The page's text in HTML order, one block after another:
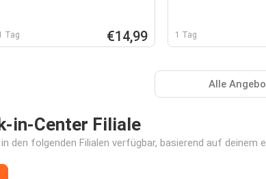
Tag €14,99 1 Tag
Alle
in-Center Filiale
den folgenden Filialen verfügbar, basierend auf deinem